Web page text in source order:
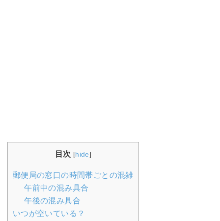
目次 [hide]
郵便局の窓口の時間帯ごとの混雑
午前中の混み具合
午後の混み具合
いつが空いている？